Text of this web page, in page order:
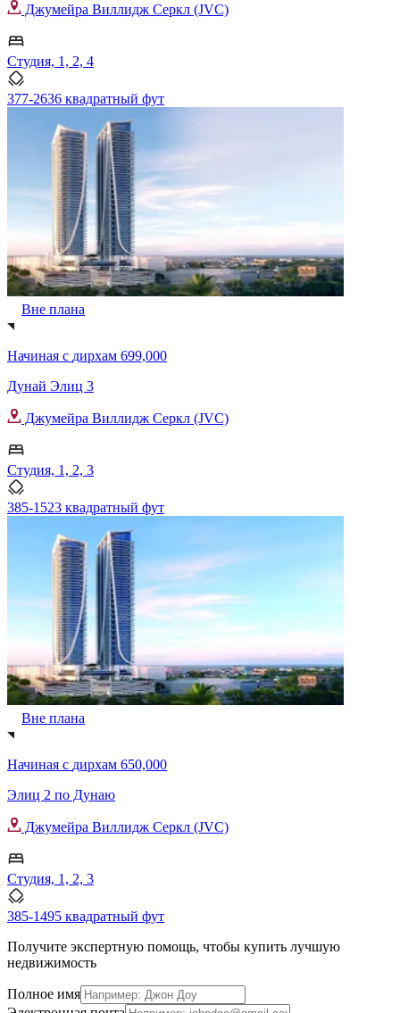
Джумейра Виллидж Серкл (JVC)
Студия, 1, 2, 4
377-2636 квадратный фут
Вне плана
Начиная с дирхам 699,000
Дунай Элиц 3
Джумейра Виллидж Серкл (JVC)
Студия, 1, 2, 3
385-1523 квадратный фут
Вне плана
Начиная с дирхам 650,000
Элиц 2 по Дунаю
Джумейра Виллидж Серкл (JVC)
Студия, 1, 2, 3
385-1495 квадратный фут
Получите экспертную помощь, чтобы купить лучшую
недвижимость
Полное имя